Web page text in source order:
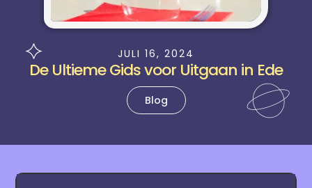
JULI 16, 2024
De Ultieme Gids voor Uitgaan in Ede
Blog